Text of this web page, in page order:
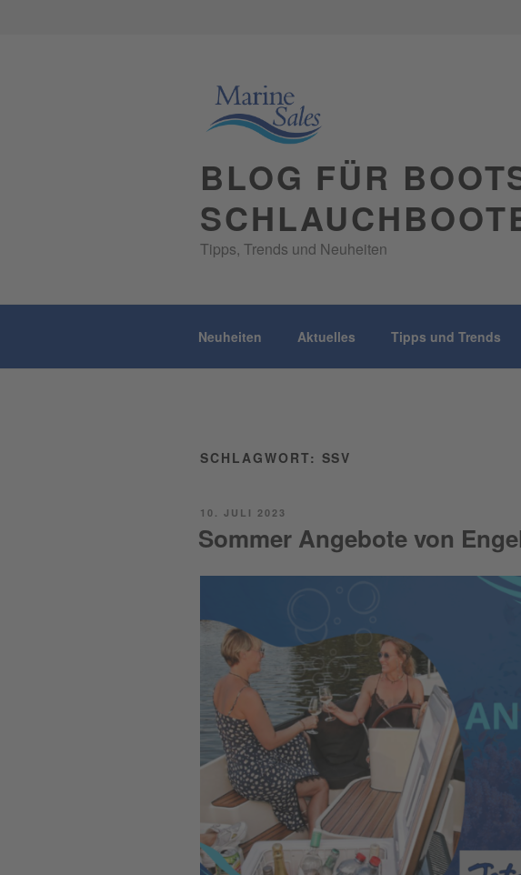
BLOG FÜR
Tipps, Trends und Neuheiten
Neuheiten Aktuelles Tipps und Trends
SCHLAGWORT: SSV
POSTED
10. JULI 2023
Sommer Angebote von